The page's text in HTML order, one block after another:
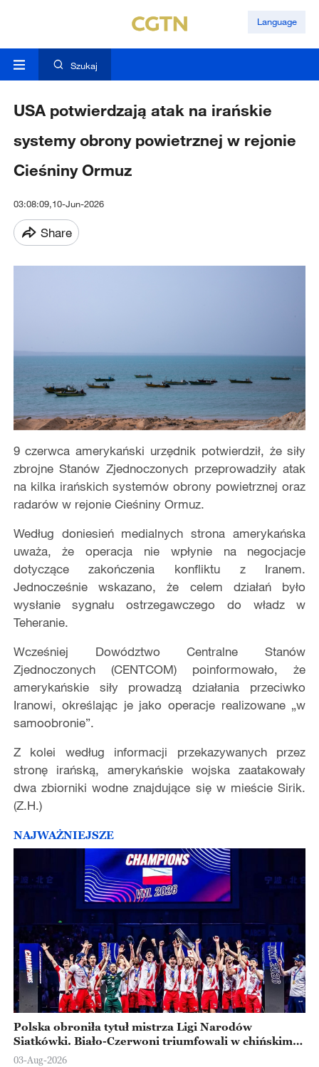
Language
Szukaj
USA potwierdzają atak na irańskie
systemy obrony powietrznej w rejonie
Cieśniny Ormuz
03:08:09,10-Jun-2026
Share
9 czerwca amerykański urzędnik potwierdził, że siły
zbrojne Stanów Zjednoczonych przeprowadziły atak
na kilka irańskich systemów obrony powietrznej oraz
radarów w rejonie Cieśniny Ormuz.
Według doniesień medialnych strona amerykańska
uważa, że operacja nie wpłynie na negocjacje
dotyczące zakończenia konfliktu z Iranem.
Jednocześnie wskazano, że celem działań było
wysłanie sygnału ostrzegawczego do władz w
Teheranie.
Wcześniej Dowództwo Centralne Stanów
Zjednoczonych (CENTCOM) poinformowało, że
amerykańskie siły prowadzą działania przeciwko
Iranowi, określając je jako operacje realizowane „w
samoobronie”.
Z kolei według informacji przekazywanych przez
stronę irańską, amerykańskie wojska zaatakowały
dwa zbiorniki wodne znajdujące się w mieście Sirik.
(Z.H.)
NAJWAŻNIEJSZE
Polska obroniła tytuł mistrza Ligi Narodów
Siatkówki. Biało-Czerwoni triumfowali w chińskim
Ningbo
03-Aug-2026